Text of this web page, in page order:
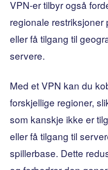
VPN-er tilbyr også
regionale
eller få tilgang til
servere.
Med et VPN kan du
forskjellige regioner,
som kanskje ikke er
eller få tilgang til
spillerbase. Dette